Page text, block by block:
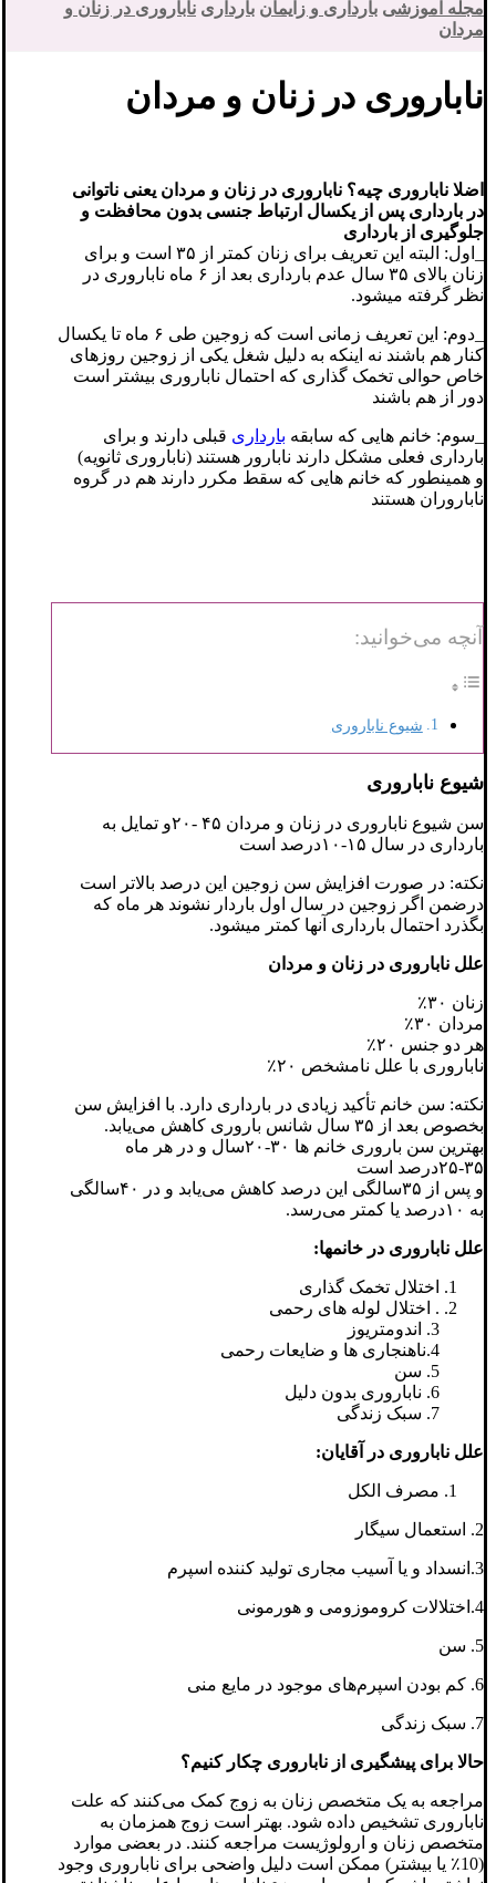
مجله آموزشی بارداری و زایمان بارداری ناباروری در زنان و
مردان
ناباروری در زنان و مردان
اضلا ناباروری چیه؟ ناباروری در زنان و مردان یعنی ناتوانی
در بارداری پس از یکسال ارتباط جنسی بدون محافظت و
جلوگیری از بارداری
_اول: البته این تعریف برای زنان کمتر از ۳۵ است و برای
زنان بالای ۳۵ سال عدم بارداری بعد از ۶ ماه ناباروری در
نظر گرفته میشود.
_دوم: این تعریف زمانی است که زوجین طی ۶ ماه تا یکسال
کنار هم باشند نه اینکه به دلیل شغل یکی از زوجین روزهای
خاص حوالی تخمک گذاری که احتمال ناباروری بیشتر است
دور از هم باشند
_سوم: خانم هایی که سابقه بارداری قبلی دارند و برای
بارداری فعلی مشکل دارند نابارور هستند (ناباروری ثانویه)
و همینطور که خانم هایی که سقط مکرر دارند هم در گروه
ناباروران هستند
آنچه می‌خوانید:
شیوع ناباروری
شیوع ناباروری
سن شیوع ناباروری در زنان و مردان ۴۵ -۲۰و تمایل به
بارداری در سال ۱۵-۱۰درصد است
نکته: در صورت افزایش سن زوجین این درصد بالاتر است
درضمن اگر زوجین در سال اول باردار نشوند هر ماه که
بگذرد احتمال بارداری آنها کمتر میشود.
علل ناباروری در زنان و مردان
زنان ۳۰٪
مردان ۳۰٪
هر دو جنس ۲۰٪
ناباروری با علل نامشخص ۲۰٪
نکته: سن خانم تأکید زیادی در بارداری دارد. با افزایش سن
بخصوص بعد از ۳۵ سال شانس باروری کاهش می‌یابد.
بهترین سن باروری خانم ها ۳۰-۲۰سال و در هر ماه
۳۵-۲۵درصد است
و پس از ۳۵سالگی این درصد کاهش می‌یابد و در ۴۰سالگی
به ۱۰درصد یا کمتر می‌رسد.
علل ناباروری در خانمها:
اختلال تخمک گذاری
. اختلال لوله های رحمی
3. اندومتریوز
4.ناهنجاری ها و ضایعات رحمی
5. سن
6. ناباروری بدون دلیل
7. سبک زندگی
علل ناباروری در آقایان:
مصرف الکل
2. استعمال سیگار
3.انسداد و یا آسیب مجاری تولید کننده اسپرم
4.اختلالات کروموزومی و هورمونی
5. سن
6. کم بودن اسپرم‌های موجود در مایع منی
7. سبک زندگی
حالا برای پیشگیری از ناباروری چکار کنیم؟
مراجعه به یک متخصص زنان به زوج کمک می‌کنند که علت
ناباروری تشخیص داده شود. بهتر است زوج همزمان به
متخصص زنان و ارولوژیست مراجعه کنند. در بعضی موارد
(10٪ یا بیشتر) ممکن است دلیل واضحی برای ناباروری وجود